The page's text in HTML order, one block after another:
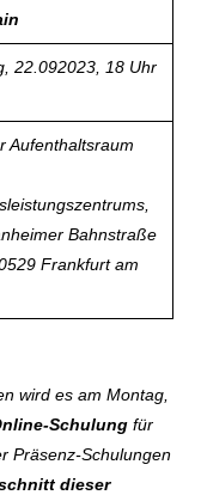
22.092023, 18 Uhr
Aufenthaltsraum
Bahnstraße
Frankfurt am
wird es am Montag,
Schulung für
Präsenz-Schulungen
dieser